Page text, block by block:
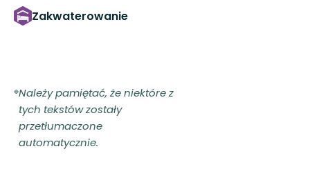
Zakwaterowanie
Należy pamiętać, że niektóre z
tych tekstów zostały
przetłumaczone
automatycznie.